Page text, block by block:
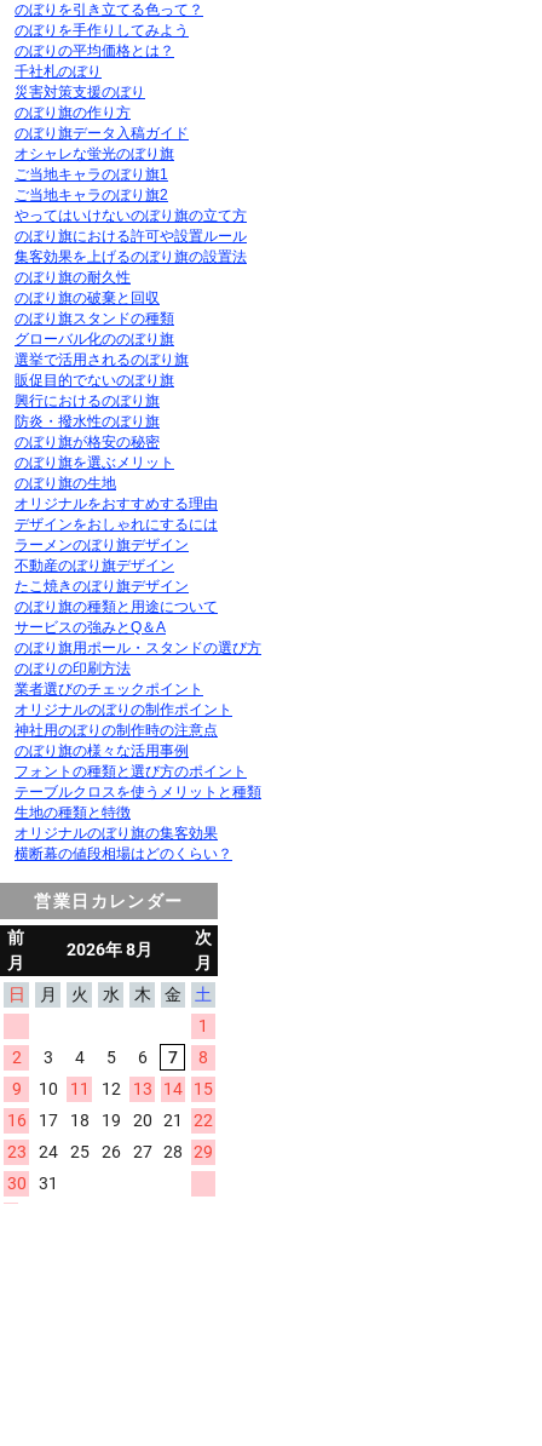
のぼりを引き立てる色って？
のぼりを手作りしてみよう
のぼりの平均価格とは？
千社札のぼり
災害対策支援のぼり
のぼり旗の作り方
のぼり旗データ入稿ガイド
オシャレな蛍光のぼり旗
ご当地キャラのぼり旗1
ご当地キャラのぼり旗2
やってはいけないのぼり旗の立て方
のぼり旗における許可や設置ルール
集客効果を上げるのぼり旗の設置法
のぼり旗の耐久性
のぼり旗の破棄と回収
のぼり旗スタンドの種類
グローバル化ののぼり旗
選挙で活用されるのぼり旗
販促目的でないのぼり旗
興行におけるのぼり旗
防炎・撥水性のぼり旗
のぼり旗が格安の秘密
のぼり旗を選ぶメリット
のぼり旗の生地
オリジナルをおすすめする理由
デザインをおしゃれにするには
ラーメンのぼり旗デザイン
不動産のぼり旗デザイン
たこ焼きのぼり旗デザイン
のぼり旗の種類と用途について
サービスの強みとQ＆A
のぼり旗用ポール・スタンドの選び方
のぼりの印刷方法
業者選びのチェックポイント
オリジナルのぼりの制作ポイント
神社用のぼりの制作時の注意点
のぼり旗の様々な活用事例
フォントの種類と選び方のポイント
テーブルクロスを使うメリットと種類
生地の種類と特徴
オリジナルのぼり旗の集客効果
横断幕の値段相場はどのくらい？
営業日カレンダー